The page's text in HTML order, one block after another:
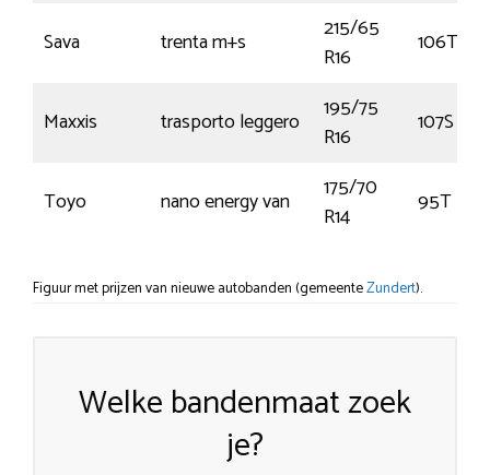
Sava trenta m+s
215/65
R16
106T
Maxxis trasporto leggero
195/75
R16
107S
Toyo nano energy van
175/70
R14
95T
Figuur met prijzen van nieuwe autobanden (gemeenteZundert).
Welke bandenmaat zoek
je?